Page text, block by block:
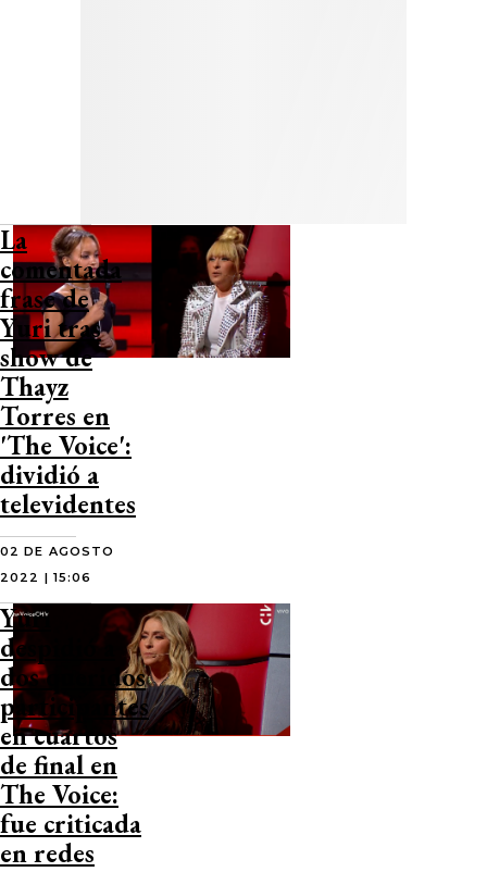
La
comentada
frase de
Yuri tras
show de
Thayz
Torres en
'The Voice':
dividió a
televidentes
02 DE AGOSTO
2022 | 15:06
Yuri
despidió a
dos queridos
participantes
en cuartos
de final en
The Voice:
fue criticada
en redes